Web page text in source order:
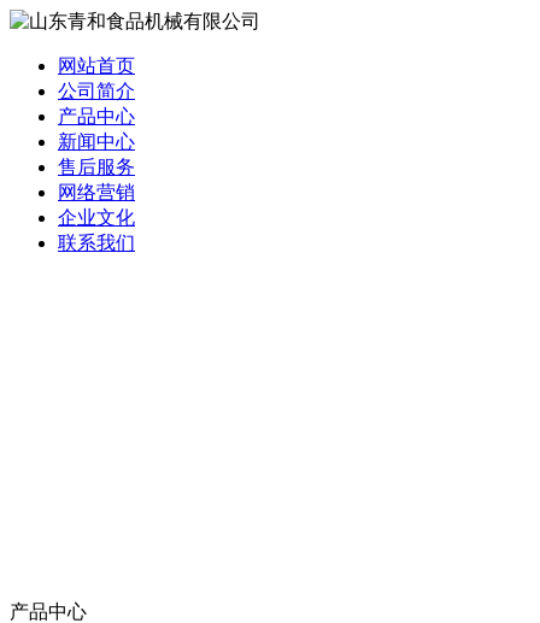
网站首页
公司简介
产品中心
新闻中心
售后服务
网络营销
企业文化
联系我们
产品中心